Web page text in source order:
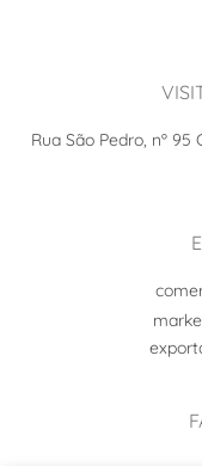
Rua São Pedro, nº 95